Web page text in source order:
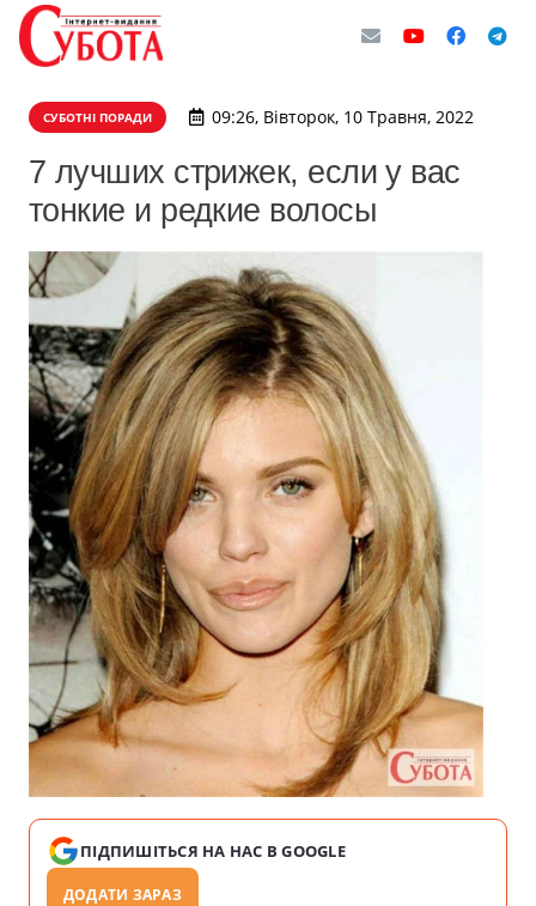
СУБОТНІ ПОРАДИ 09:26, Вівторок, 10 Травня, 2022
7 лучших стрижек, если у вас
тонкие и редкие волосы
ПІДПИШІТЬСЯ НА НАС В GOOGLE
ДОДАТИ ЗАРАЗ